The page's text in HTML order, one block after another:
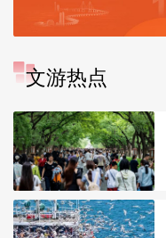
文游热点